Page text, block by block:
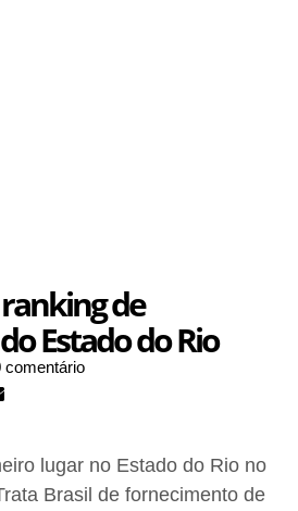
de
Estado do Rio
comentário
lugar no Estado do Rio no
Brasil de fornecimento de